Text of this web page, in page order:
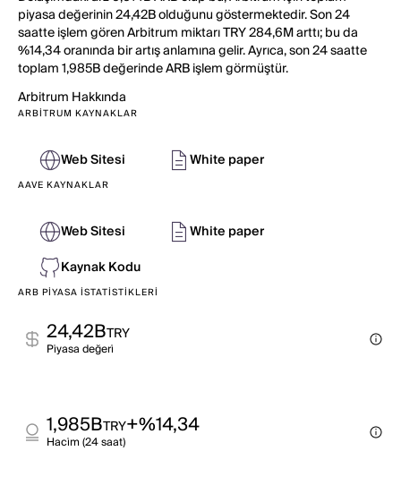
piyasa değerinin 24,42B olduğunu göstermektedir. Son 24
saatte işlem gören Arbitrum miktarı TRY 284,6M arttı; bu da
%14,34 oranında bir artış anlamına gelir. Ayrıca, son 24 saatte
toplam 1,985B değerinde ARB işlem görmüştür.
Arbitrum Hakkında
ARBITRUM KAYNAKLAR
Web Sitesi White paper
AAVE KAYNAKLAR
Web Sitesi
White paper
Kaynak Kodu
ARB PIYASA İSTATISTIKLERI
24,42BTRY
Pi̇yasa değeri̇
1,985BTRY+%14,34
Haci̇m (24 saat)